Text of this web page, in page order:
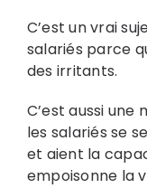
C’est un vrai
salariés parce
des irritants.
C’est aussi
les salariés se
et aient la
empoisonne la